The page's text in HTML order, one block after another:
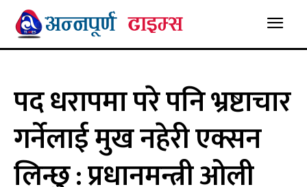
पद धरापमा परे पनि भ्रष्टाचार
गर्नेलाई मुख नहेरी एक्सन
लिन्छु : प्रधानमन्त्री ओली